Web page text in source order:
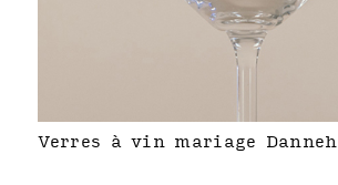
Verres à vin mariage Danneh